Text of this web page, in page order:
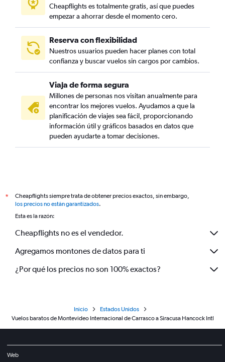
Cheapflights es totalmente gratis, así que puedes
empezar a ahorrar desde el momento cero.
Reserva con flexibilidad
Nuestros usuarios pueden hacer planes con total
confianza y buscar vuelos sin cargos por cambios.
Viaja de forma segura
Millones de personas nos visitan anualmente para
encontrar los mejores vuelos. Ayudamos a que la
planificación de viajes sea fácil, proporcionando
información útil y gráficos basados en datos que
pueden ayudarte a tomar decisiones.
*
Cheapflights siempre trata de obtener precios exactos, sin embargo,
los precios no están garantizados.
Esta es la razón:
Cheapflights no es el vendedor.
Agregamos montones de datos para ti
¿Por qué los precios no son 100% exactos?
Inicio
Estados Unidos
Vuelos baratos de Montevideo Internacional de Carrasco a Siracusa Hancock Intl
Web